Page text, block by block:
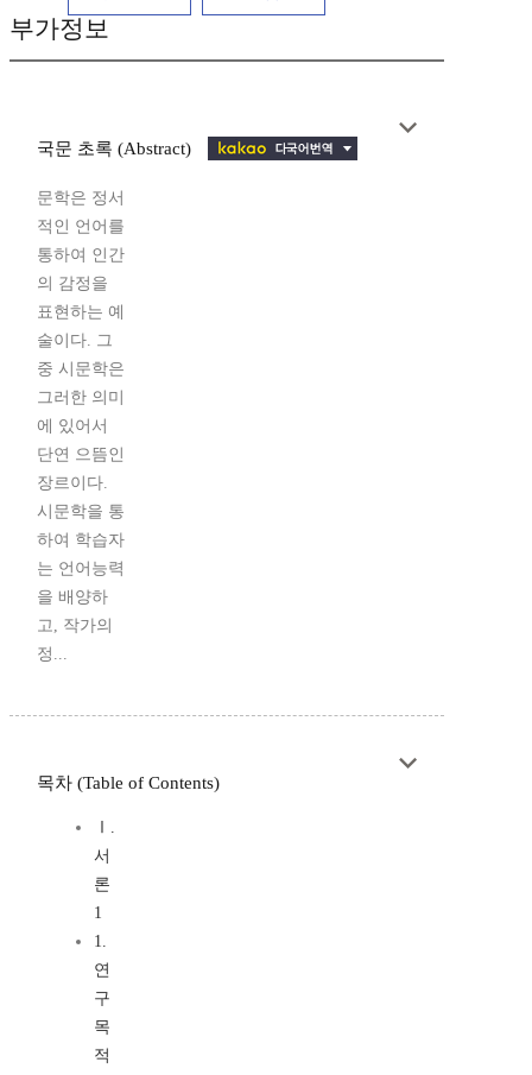
부가정보
국문 초록 (Abstract)
문학은 정서
적인 언어를
통하여 인간
의 감정을
표현하는 예
술이다. 그
중 시문학은
그러한 의미
에 있어서
단연 으뜸인
장르이다.
시문학을 통
하여 학습자
는 언어능력
을 배양하
고, 작가의
정...
목차 (Table of Contents)
Ⅰ.
서
론
1
1.
연
구
목
적